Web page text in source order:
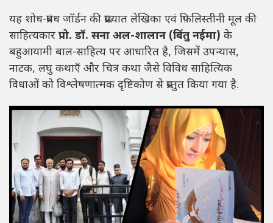
यह शोध-प्रबंध जॉर्डन की प्रख्यात लेखिका एवं फ़िलिस्तीनी मूल की
साहित्यकार प्रो. डॉ. सना अल-शालान (बिंतु नईमा) के
बहुआयामी बाल-साहित्य पर आधारित है, जिसमें उपन्यास,
नाटक, लघु कथाएँ और चित्र कथा जैसे विविध साहित्यिक
विधाओं को विश्लेषणात्मक दृष्टिकोण से प्रस्तुत किया गया है.